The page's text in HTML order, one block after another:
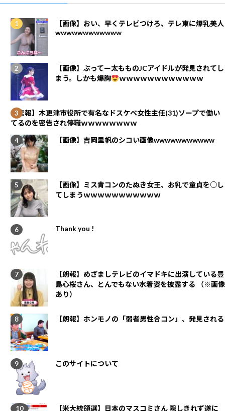
【画像】おい、早くテレビつけろ、テレ東に爆乳美人
wwwwwwwwwwww
【画像】ぶってー太もものJCアイドルが発見されてし
まう。しかも爆胸
ｗｗｗｗｗｗｗｗｗｗｗｗ
【悲報】木更津市役所で有名なドスケベ女性主任(31)ソープで働い
てるのを密告され停職ｗｗｗｗｗｗｗｗ
【画像】吉岡里帆のシコい画像wwwwwwwwwww
【画像】ミス青コンのたぬき女王、お乳で童貞を○し
てしまうｗｗｗｗｗｗｗｗｗｗｗ
Thank you !
【朗報】めざましテレビのイマドキに出演している豊
島心桜さん、とんでもない水着姿を披露する （※画像
あり）
【朗報】ホンモノの「弱者男性合コン」、発見される
このサイトについて
【米大統領選】日本のマスコミさん 隠しきれず遂に